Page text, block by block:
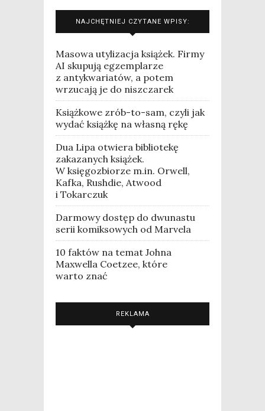
NAJCHĘTNIEJ CZYTANE WPISY:
Masowa utylizacja książek. Firmy
AI skupują egzemplarze
z antykwariatów, a potem
wrzucają je do niszczarek
Książkowe zrób-to-sam, czyli jak
wydać książkę na własną rękę
Dua Lipa otwiera bibliotekę
zakazanych książek.
W księgozbiorze m.in. Orwell,
Kafka, Rushdie, Atwood
i Tokarczuk
Darmowy dostęp do dwunastu
serii komiksowych od Marvela
10 faktów na temat Johna
Maxwella Coetzee, które
warto znać
REKLAMA